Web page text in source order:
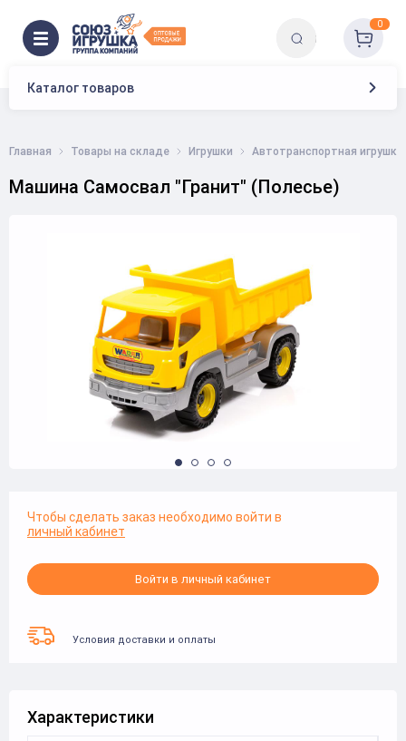
Каталог товаров
0
Главная Товары на складе Игрушки Автотранспортная игрушка
Машина Самосвал "Гранит" (Полесье)
Чтобы сделать заказ необходимо войти в
личный кабинет
Войти в личный кабинет
Условия доставки и оплаты
Характеристики